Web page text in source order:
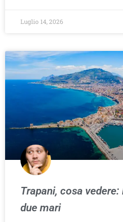
Luglio 14, 2026
Trapani, cosa
due mari